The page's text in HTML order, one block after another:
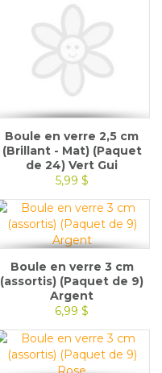
Boule en verre 2,5 cm
(Brillant - Mat) (Paquet
de 24) Vert Gui
5,99 $
Boule en verre 3 cm
(assortis) (Paquet de 9)
Argent
6,99 $